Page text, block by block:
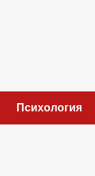
Психология